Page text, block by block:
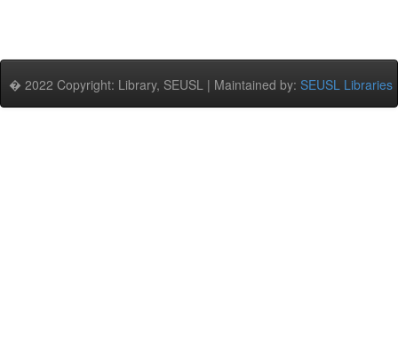
� 2022 Copyright: Library, SEUSL | Maintained by: SEUSL Libraries